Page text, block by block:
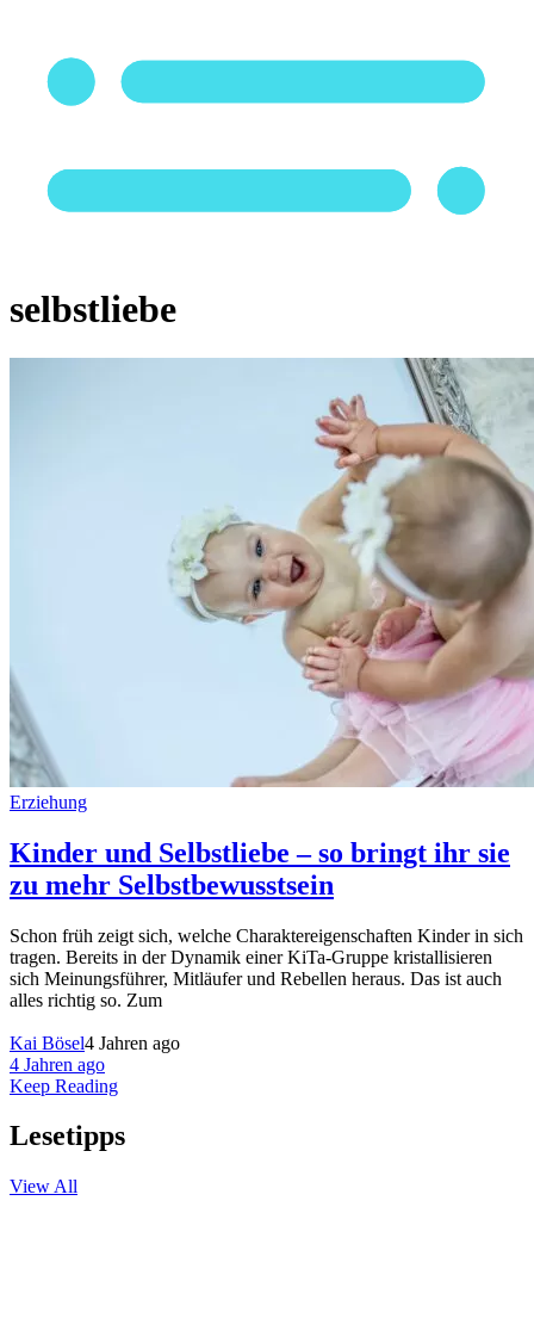
selbstliebe
Erziehung
Kinder und Selbstliebe – so bringt ihr sie
zu mehr Selbstbewusstsein
Schon früh zeigt sich, welche Charaktereigenschaften Kinder in sich
tragen. Bereits in der Dynamik einer KiTa-Gruppe kristallisieren
sich Meinungsführer, Mitläufer und Rebellen heraus. Das ist auch
alles richtig so. Zum
Kai Bösel4 Jahren ago
4 Jahren ago
Keep Reading
Lesetipps
View All